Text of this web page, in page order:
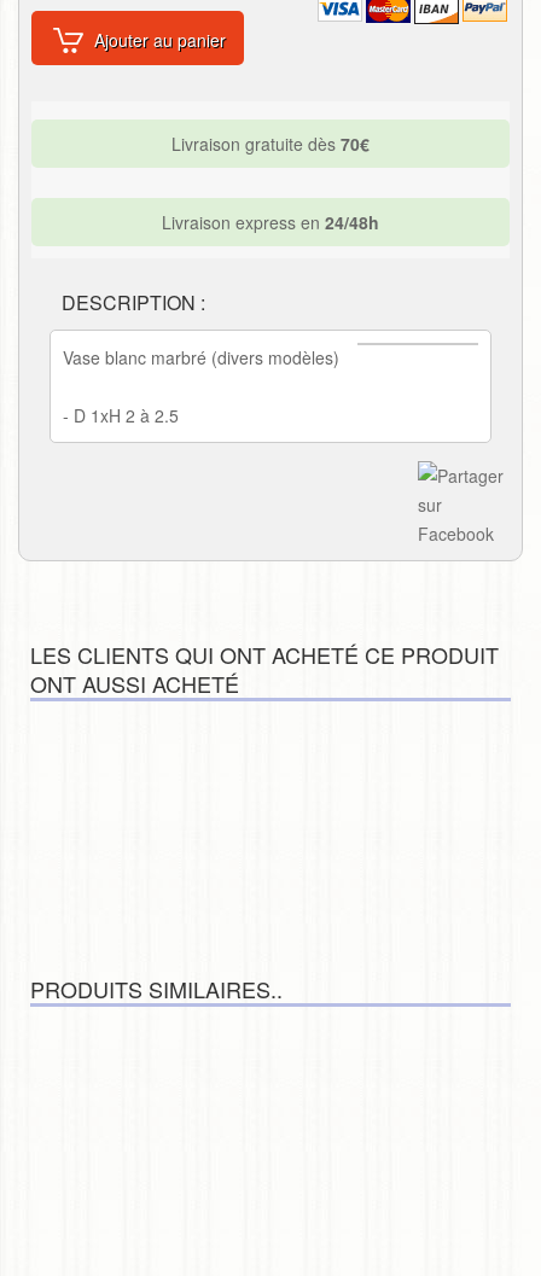
Ajouter au panier
Livraison gratuite dès 70€
Livraison express en 24/48h
DESCRIPTION :
Vase blanc marbré (divers modèles)
- D 1xH 2 à 2.5
LES CLIENTS QUI ONT ACHETÉ CE PRODUIT
ONT AUSSI ACHETÉ
PRODUITS SIMILAIRES..